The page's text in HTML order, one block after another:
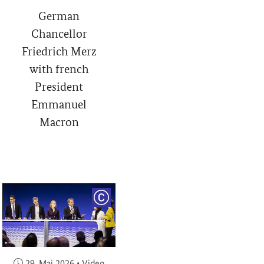
German
Chancellor
Friedrich Merz
with french
President
Emmanuel
Macron
COPYRIGHT